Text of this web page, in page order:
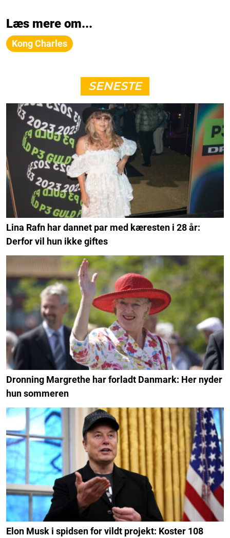
Læs mere om...
Kong Charles
SENESTE
Lina Rafn har dannet par med kæresten i 28 år:
Derfor vil hun ikke giftes
Dronning Margrethe har forladt Danmark: Her nyder
hun sommeren
Elon Musk i spidsen for vildt projekt: Koster 108